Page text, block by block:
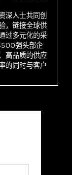
深人士共同创
，链接全球供
过多元化的采
500强头部企
高品质的供应
的同时与客户